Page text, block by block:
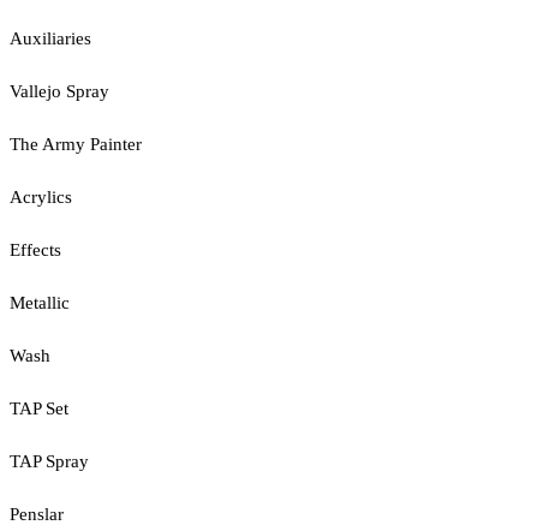
Auxiliaries
Vallejo Spray
The Army Painter
Acrylics
Effects
Metallic
Wash
TAP Set
TAP Spray
Penslar